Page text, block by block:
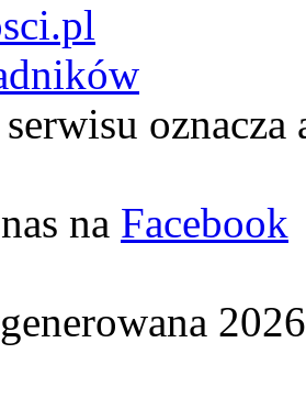
oznacza
na Facebook